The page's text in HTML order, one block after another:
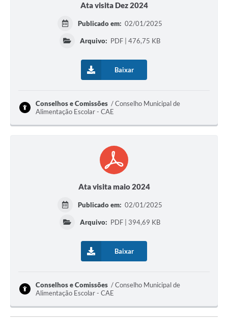
Ata visita Dez 2024
Publicado em: 02/01/2025
Arquivo: PDF | 476,75 KB
Baixar
Conselhos e Comissões
Conselho Municipal de
Alimentação Escolar - CAE
Ata visita maio 2024
Publicado em: 02/01/2025
Arquivo: PDF | 394,69 KB
Baixar
Conselhos e Comissões
Conselho Municipal de
Alimentação Escolar - CAE